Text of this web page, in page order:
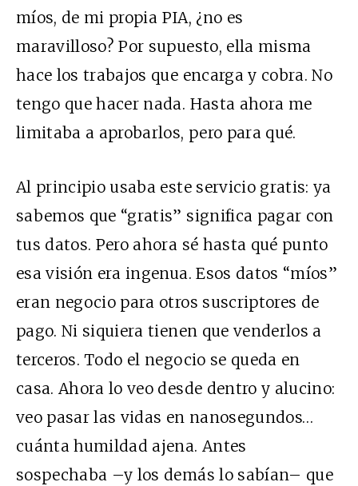
míos, de mi propia PIA, ¿no es
maravilloso? Por supuesto, ella misma
hace los trabajos que encarga y cobra. No
tengo que hacer nada. Hasta ahora me
limitaba a aprobarlos, pero para qué.
Al principio usaba este servicio gratis: ya
sabemos que “gratis” significa pagar con
tus datos. Pero ahora sé hasta qué punto
esa visión era ingenua. Esos datos “míos”
eran negocio para otros suscriptores de
pago. Ni siquiera tienen que venderlos a
terceros. Todo el negocio se queda en
casa. Ahora lo veo desde dentro y alucino:
veo pasar las vidas en nanosegundos…
cuánta humildad ajena. Antes
sospechaba –y los demás lo sabían– que